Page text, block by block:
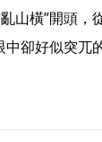
山橫”開頭，
卻好似突兀